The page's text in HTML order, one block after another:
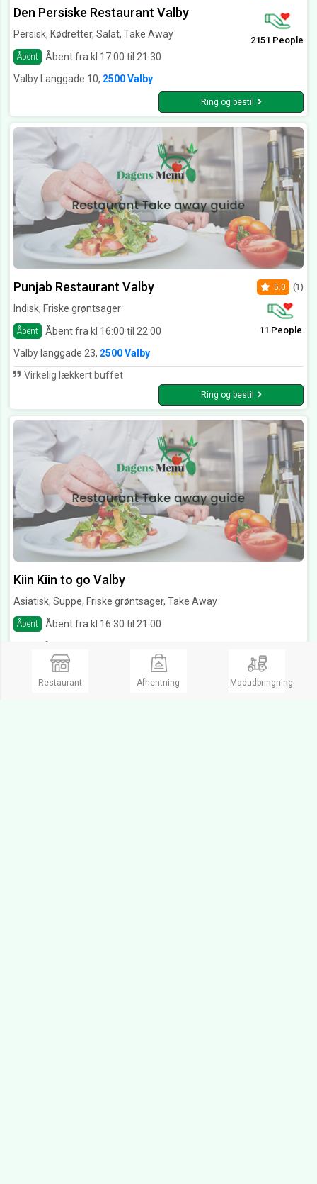
Den Persiske Restaurant Valby
Persisk, Kødretter, Salat, Take Away
Åbent Åbent fra kl 17:00 til 21:30
2151 People
Valby Langgade 10, 2500 Valby
Ring og bestil
Punjab Restaurant Valby
Indisk, Friske grøntsager
Åbent Åbent fra kl 16:00 til 22:00
5.0 (1)
11 People
Valby langgade 23, 2500 Valby
Virkelig lækkert buffet
Ring og bestil
Kiin Kiin to go Valby
Asiatisk, Suppe, Friske grøntsager, Take Away
Åbent
Åbent fra kl 16:30 til 21:00
Ring og bestil
Restaurant Afhentning Madudbringning